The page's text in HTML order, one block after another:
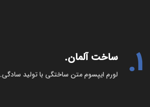
1. ساخت آلمان.
لورم ایپسوم متن ساختگی با تولید سادگی.